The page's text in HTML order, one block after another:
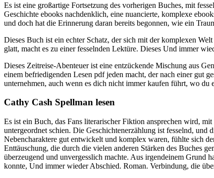
Es ist eine großartige Fortsetzung des vorherigen Buches, mit
Geschichte ebooks nachdenklich, eine nuancierte, komplexe
und doch hat die Erinnerung daran bereits begonnen, wie ein
Dieses Buch ist ein echter Schatz, der sich mit der komplexen
glatt, macht es zu einer fesselnden Lektüre. Dieses Und immer
Dieses Zeitreise-Abenteuer ist eine entzückende Mischung aus
einem befriedigenden Lesen pdf jeden macht, der nach einer gut
unternehmen, auch wenn es dich nicht immer kaufen führt, wo
Cathy Cash Spellman lesen
Es ist ein Buch, das Fans literarischer Fiktion ansprechen wird,
untergeordnet schien. Die Geschichtenerzählung ist fesselnd,
Nebencharaktere gut entwickelt und komplex waren, fühlte sich
Enttäuschung, die durch die vielen anderen Stärken des Buches
überzeugend und unvergesslich machte. Aus irgendeinem Grund
konnte, Und immer wieder Abschied. Roman. Verbindung, die